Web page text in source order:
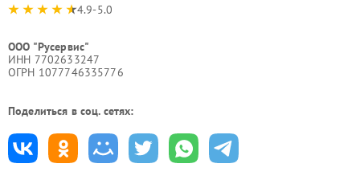
4.9-5.0
ООО "Русервис"
ИНН 7702633247
ОГРН 1077746335776
Поделиться в соц. сетях: